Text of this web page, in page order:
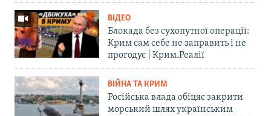
ВІДЕО
Блокада без сухопутної операції:
Крим сам себе не заправить і не
прогодує | Крим.Реалії
ВІЙНА ТА КРИМ
Російська влада обіцяє закрити
морський шлях українським